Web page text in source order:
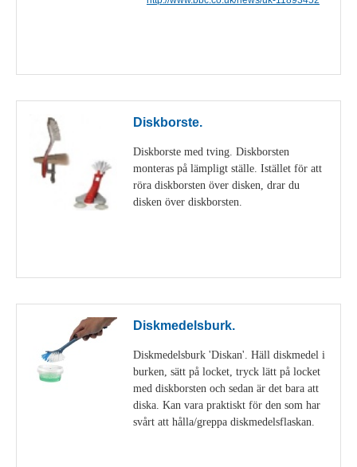
Diskborste.
Diskborste med tving. Diskborsten
monteras på lämpligt ställe. Istället för att
röra diskborsten över disken, drar du
disken över diskborsten.
Diskmedelsburk.
Diskmedelsburk 'Diskan'. Häll diskmedel i
burken, sätt på locket, tryck lätt på locket
med diskborsten och sedan är det bara att
diska. Kan vara praktiskt för den som har
svårt att hålla/greppa diskmedelsflaskan.